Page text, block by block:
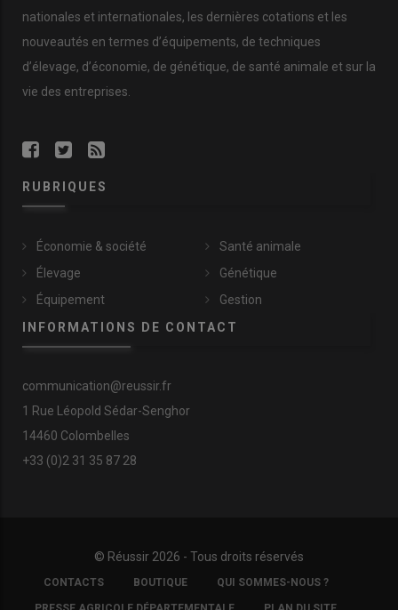
nationales et internationales, les dernières cotations et les
nouveautés en termes d’équipements, de techniques
d’élevage, d’économie, de génétique, de santé animale et sur la
vie des entreprises.
RUBRIQUES
Économie & société
Élevage
Équipement
Santé animale
Génétique
Gestion
INFORMATIONS DE CONTACT
communication@reussir.fr
1 Rue Léopold Sédar-Senghor
14460 Colombelles
+33 (0)2 31 35 87 28
© Réussir 2026 - Tous droits réservés
FOOTER
COPYRIGHT
CONTACTS BOUTIQUE QUI SOMMES-NOUS ?